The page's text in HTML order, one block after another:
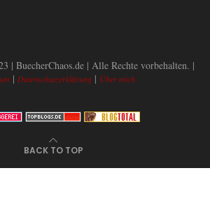
| BuecherChaos.de | Alle Rechte vorbehalten. |
| Datenschutzerklärung| Über mich
BACK TO TOP